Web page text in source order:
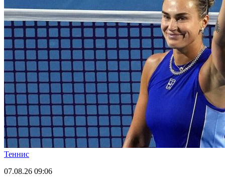
Теннис
07.08.26 09:06